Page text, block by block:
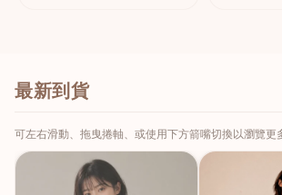
最新到貨
可左右滑動、拖曳捲軸、或使用下方箭嘴切換以瀏覽更